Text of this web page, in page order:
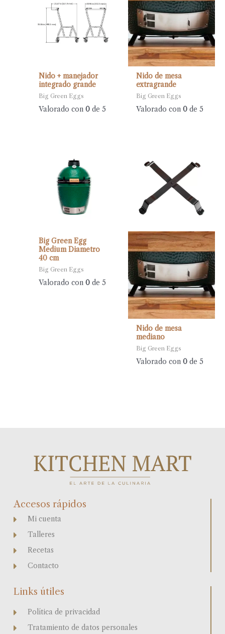
Nido + manejador
integrado grande
Big Green Eggs
Valorado con0 de 5
Nido de mesa
extragrande
Big Green Eggs
Valorado con 0de 5
Big Green Egg
Medium Diametro
40 cm
Big Green Eggs
Valorado con0 de 5
Nido de mesa
mediano
Big Green Eggs
Valorado con 0de 5
Accesos rápidos
Mi cuenta
Talleres
Recetas
Contacto
Links útiles
Política de privacidad
Tratamiento de datos personales